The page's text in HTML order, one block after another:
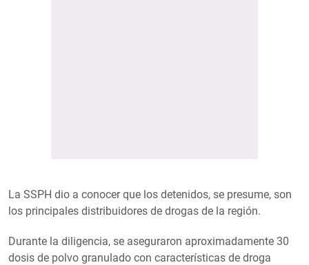
La SSPH dio a conocer que los detenidos, se presume, son
los principales distribuidores de drogas de la región.
Durante la diligencia, se aseguraron aproximadamente 30
dosis de polvo granulado con características de droga